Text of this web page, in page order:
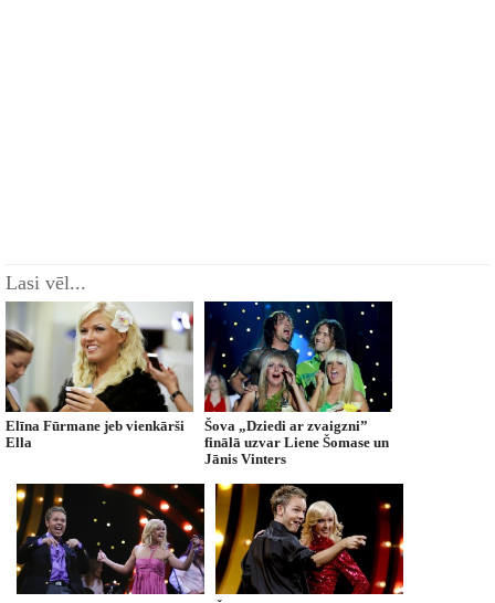
Lasi vēl...
Elīna Fūrmane jeb vienkārši
Ella
Šova „Dziedi ar zvaigzni”
finālā uzvar Liene Šomase un
Jānis Vinters